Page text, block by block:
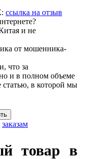
ссылка на отзыв
и не
от мошенника-
что за
и в полном объеме
статью, в которой мы
заказам
товар в